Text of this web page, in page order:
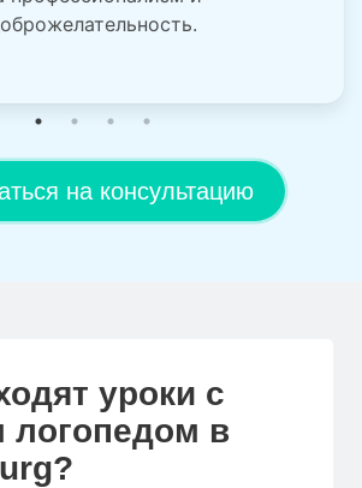
на консультацию
уроки с
логопедом в